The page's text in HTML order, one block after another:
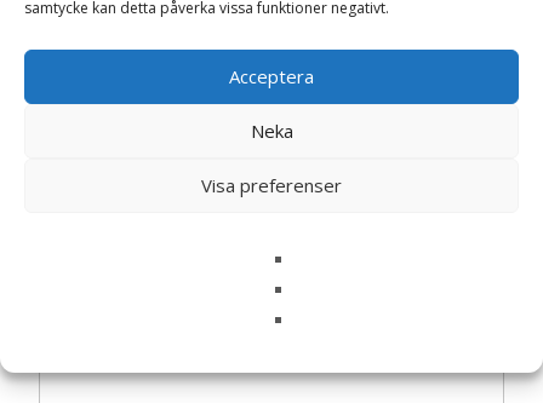
samtycke kan detta påverka vissa funktioner negativt.
Acceptera
Neka
Visa preferenser
Det finns inga recensioner än.
”Sommarsquash ‘Black Beauty’ – Fröer”
Din e-postadress kommer inte publiceras.